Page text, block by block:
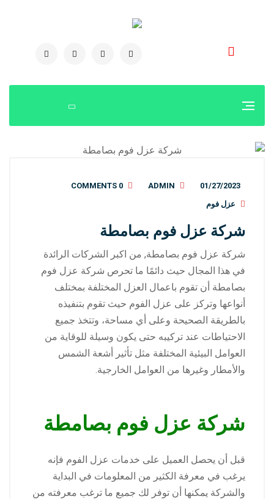
01/27/2023
ADMIN
0 COMMENTS
عزل فوم
شركة عزل فوم بصامطة
شركة عزل فوم بصامطة, من اكبر الشركات الرائدة
في هذا المجال حيث دائمًا ما تحرص شركة عزل فوم
بصامطة أن تقوم باعمال العزل المختلفة بمختلف
أنواعها وتركز على عزل الفوم حيث تقوم بتنفيذه
بالطريقة الصحيحة وعلى أي مساحة، وتتخذ جميع
الاحتياطات عند تركيبه حتى يكون وسيلة للوقاية من
العوامل البيئية المختلفة مثل تأثير أشعة الشمس
والأمطار وغيرها من العوامل الخارجية.
شركة عزل فوم بصامطة
قبل أن يحصل العميل على خدمات عزل الفوم فإنه
يرغب في معرفة الكثير من المعلومات في البداية
والشركة يمكنها أن توفر لك جميع ما ترغب معرفته من